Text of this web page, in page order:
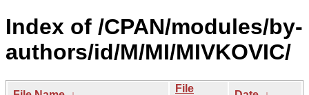
Index of /CPAN/modules/by-
authors/id/M/MI/MIVKOVIC/
File